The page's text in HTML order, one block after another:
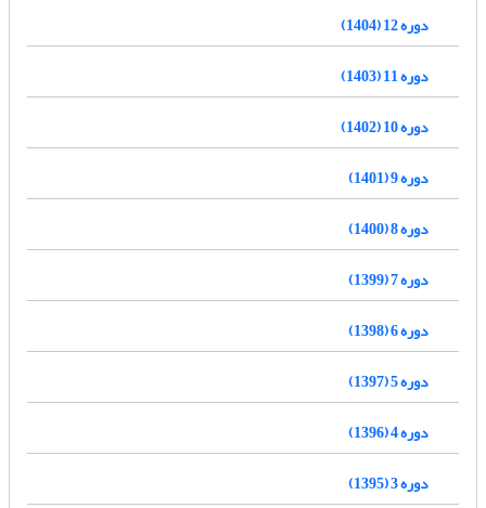
دوره 12 (1404)
دوره 11 (1403)
دوره 10 (1402)
دوره 9 (1401)
دوره 8 (1400)
دوره 7 (1399)
دوره 6 (1398)
دوره 5 (1397)
دوره 4 (1396)
دوره 3 (1395)